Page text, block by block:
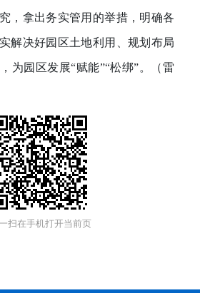
，拿出务实管用的举措，明确各
解决好园区土地利用、规划布局
为园区发展“赋能”“松绑”。（雷
扫在手机打开当前页